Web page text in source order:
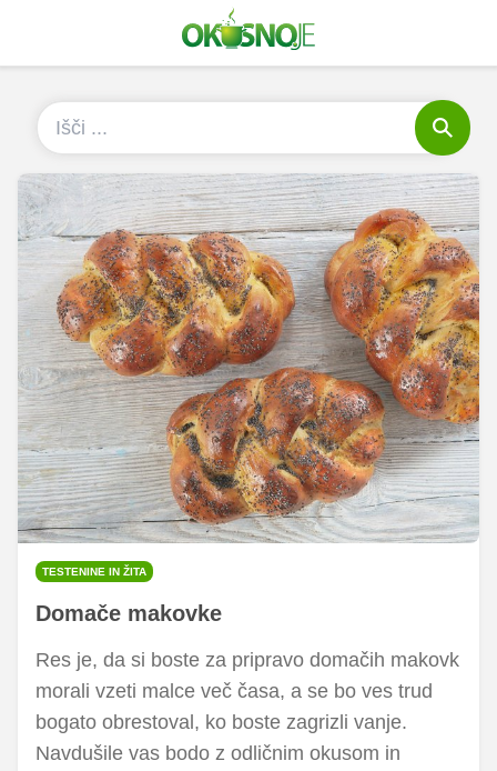
TESTENINE IN ŽITA
Domače makovke
Res je, da si boste za pripravo domačih makovk
morali vzeti malce več časa, a se bo ves trud
bogato obrestoval, ko boste zagrizli vanje.
Navdušile vas bodo z odličnim okusom in